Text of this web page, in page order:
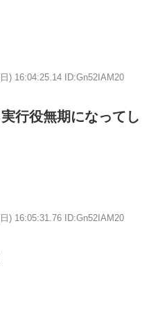
) 16:04:25.14 ID:Gn52IAM20
行役無期になってし
) 16:05:31.76 ID:Gn52IAM20